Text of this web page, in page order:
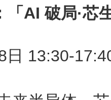
「AI 破局·芯
日 13:30-